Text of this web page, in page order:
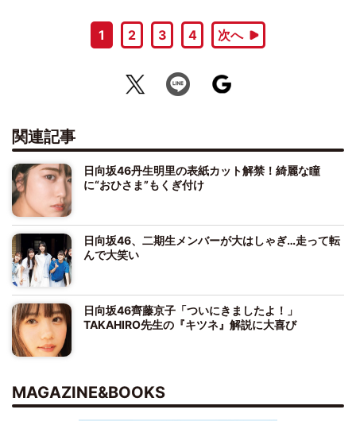
1 2 3 4 次へ
関連記事
日向坂46丹生明里の表紙カット解禁！綺麗な瞳
に“おひさま”もくぎ付け
日向坂46、二期生メンバーが大はしゃぎ…走って転
んで大笑い
日向坂46齊藤京子「ついにきましたよ！」
TAKAHIRO先生の『キツネ』解説に大喜び
MAGAZINE&BOOKS